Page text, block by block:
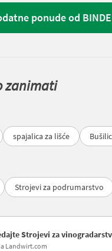
ponude od
zanimati
spajalica za lišće
Strojevi za podrumarstvo
Strojevi za
Landwirt.com